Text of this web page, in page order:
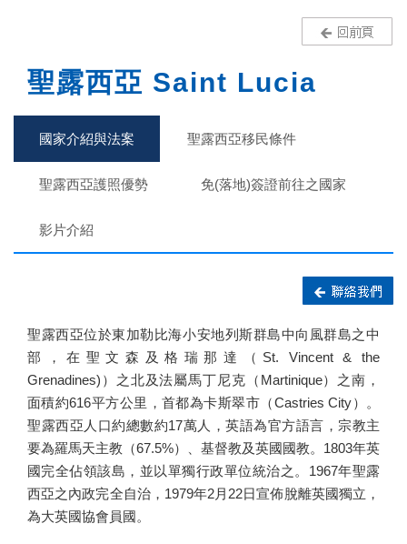
聖露西亞 Saint Lucia
國家介紹與法案 聖露西亞移民條件
聖露西亞護照優勢 免(落地)簽證前往之國家
影片介紹
聖露西亞位於東加勒比海小安地列斯群島中向風群島之中
部，在聖文森及格瑞那達（St. Vincent & the
Grenadines)）之北及法屬馬丁尼克（Martinique）之南，
面積約616平方公里，首都為卡斯翠市（Castries City）。
聖露西亞人口約總數約17萬人，英語為官方語言，宗教主
要為羅馬天主教（67.5%）、基督教及英國國教。1803年英
國完全佔領該島，並以單獨行政單位統治之。1967年聖露
西亞之內政完全自治，1979年2月22日宣佈脫離英國獨立，
為大英國協會員國。